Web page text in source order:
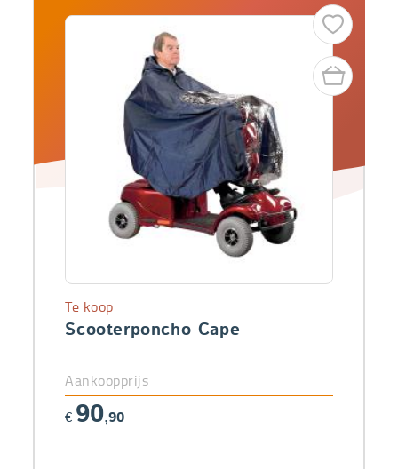
Scooterponcho Cape
Te koop
Aankoopprijs
€ 90,90